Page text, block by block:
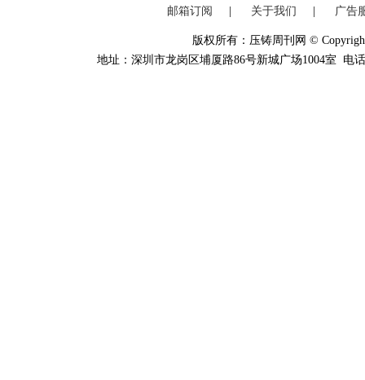
邮箱订阅 关于我们 广告
版权所有：压铸周刊网 ©
地址：深圳市龙岗区埔厦路86号新城广场1004室 电